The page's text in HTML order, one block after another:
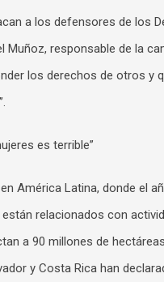
a los defensores de los
Muñoz, responsable de la
los derechos de otros y
es terrible”
América Latina, donde el
relacionados con
a 90 millones de
y Costa Rica han